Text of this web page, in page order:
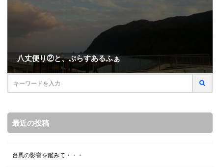
八丈便り②と、ぷらすあるふぁ
最近の投稿
台風の影響を鑑みて・・・